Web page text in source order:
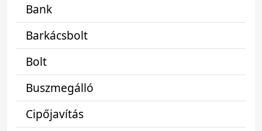
Bank
Barkácsbolt
Bolt
Buszmegálló
Cipőjavítás